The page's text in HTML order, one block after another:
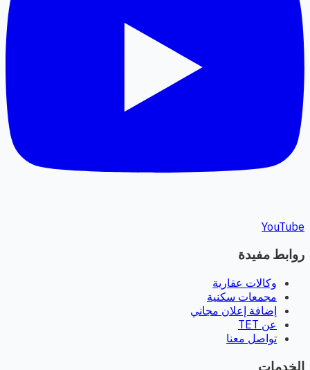
YouTube
روابط مفيدة
وكالات عقارية
مجمعات سكنية
إضافة إعلان مجاني
عن TET
تواصل معنا
الخدمات